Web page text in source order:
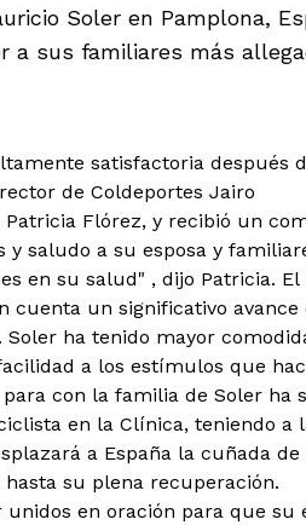
Soler en Pamplona,
a sus familiares más
satisfactoria después
de Coldeportes Jairo
Flórez, y recibió un
saludo a su esposa y
en su salud" , dijo Patricia. El
cuenta un significativo avance
ha tenido mayor
a los estímulos que
para con la familia de Soler ha
en la Clínica, teniendo a
a España la cuñada de
su plena recuperación.
unidos en oración para que su